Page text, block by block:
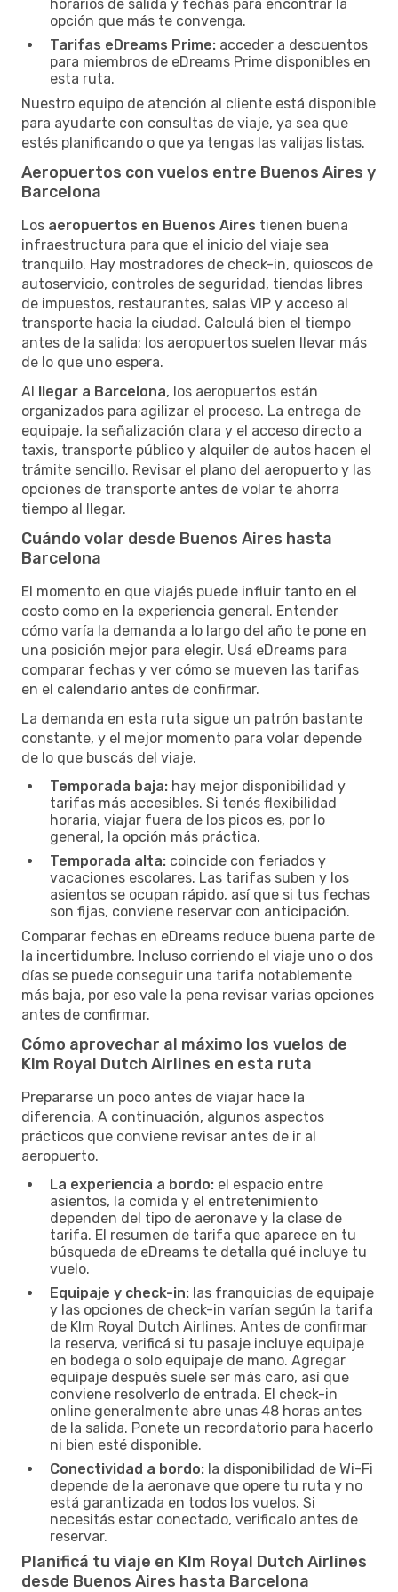
horarios de salida y fechas para encontrar la
opción que más te convenga.
Tarifas eDreams Prime: acceder a descuentos
para miembros de eDreams Prime disponibles en
esta ruta.
Nuestro equipo de atención al cliente está disponible
para ayudarte con consultas de viaje, ya sea que
estés planificando o que ya tengas las valijas listas.
Aeropuertos con vuelos entre Buenos Aires y
Barcelona
Los aeropuertos en Buenos Aires tienen buena
infraestructura para que el inicio del viaje sea
tranquilo. Hay mostradores de check-in, quioscos de
autoservicio, controles de seguridad, tiendas libres
de impuestos, restaurantes, salas VIP y acceso al
transporte hacia la ciudad. Calculá bien el tiempo
antes de la salida: los aeropuertos suelen llevar más
de lo que uno espera.
Al llegar a Barcelona, los aeropuertos están
organizados para agilizar el proceso. La entrega de
equipaje, la señalización clara y el acceso directo a
taxis, transporte público y alquiler de autos hacen el
trámite sencillo. Revisar el plano del aeropuerto y las
opciones de transporte antes de volar te ahorra
tiempo al llegar.
Cuándo volar desde Buenos Aires hasta
Barcelona
El momento en que viajés puede influir tanto en el
costo como en la experiencia general. Entender
cómo varía la demanda a lo largo del año te pone en
una posición mejor para elegir. Usá eDreams para
comparar fechas y ver cómo se mueven las tarifas
en el calendario antes de confirmar.
La demanda en esta ruta sigue un patrón bastante
constante, y el mejor momento para volar depende
de lo que buscás del viaje.
Temporada baja: hay mejor disponibilidad y
tarifas más accesibles. Si tenés flexibilidad
horaria, viajar fuera de los picos es, por lo
general, la opción más práctica.
Temporada alta: coincide con feriados y
vacaciones escolares. Las tarifas suben y los
asientos se ocupan rápido, así que si tus fechas
son fijas, conviene reservar con anticipación.
Comparar fechas en eDreams reduce buena parte de
la incertidumbre. Incluso corriendo el viaje uno o dos
días se puede conseguir una tarifa notablemente
más baja, por eso vale la pena revisar varias opciones
antes de confirmar.
Cómo aprovechar al máximo los vuelos de
Klm Royal Dutch Airlines en esta ruta
Prepararse un poco antes de viajar hace la
diferencia. A continuación, algunos aspectos
prácticos que conviene revisar antes de ir al
aeropuerto.
La experiencia a bordo: el espacio entre
asientos, la comida y el entretenimiento
dependen del tipo de aeronave y la clase de
tarifa. El resumen de tarifa que aparece en tu
búsqueda de eDreams te detalla qué incluye tu
vuelo.
Equipaje y check-in: las franquicias de equipaje
y las opciones de check-in varían según la tarifa
de Klm Royal Dutch Airlines. Antes de confirmar
la reserva, verificá si tu pasaje incluye equipaje
en bodega o solo equipaje de mano. Agregar
equipaje después suele ser más caro, así que
conviene resolverlo de entrada. El check-in
online generalmente abre unas 48 horas antes
de la salida. Ponete un recordatorio para hacerlo
ni bien esté disponible.
Conectividad a bordo: la disponibilidad de Wi-Fi
depende de la aeronave que opere tu ruta y no
está garantizada en todos los vuelos. Si
necesitás estar conectado, verificalo antes de
reservar.
Planificá tu viaje en Klm Royal Dutch Airlines
desde Buenos Aires hasta Barcelona